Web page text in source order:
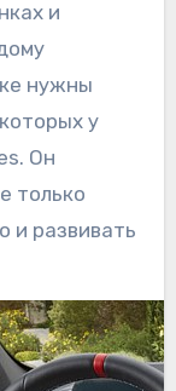
и
нужны
у
Он
только
и развивать